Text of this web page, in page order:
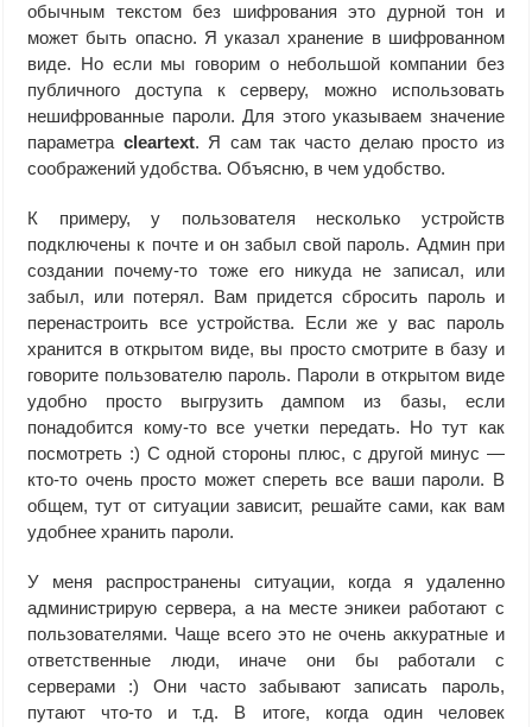
http://5.180.137.106/padmin/public/';
$CONF['footer_link'] =
'http://5.180.137.106/padmin/public/';
$CONF['default_aliases'] = array (
'abuse' => 'root',
'hostmaster' => 'root',
'postmaster' => 'root',
'webmaster' => 'root'
обычным текстом без шифрования это дурной тон и
может быть опасно. Я указал хранение в шифрованном
виде. Но если мы говорим о небольшой компании без
публичного доступа к серверу, можно использовать
нешифрованные пароли. Для этого указываем значение
параметра cleartext. Я сам так часто делаю просто из
соображений удобства. Объясню, в чем удобство.
К примеру, у пользователя несколько устройств
подключены к почте и он забыл свой пароль. Админ при
создании почему-то тоже его никуда не записал, или
забыл, или потерял. Вам придется сбросить пароль и
перенастроить все устройства. Если же у вас пароль
хранится в открытом виде, вы просто смотрите в базу и
говорите пользователю пароль. Пароли в открытом виде
удобно просто выгрузить дампом из базы, если
понадобится кому-то все учетки передать. Но тут как
посмотреть :) С одной стороны плюс, с другой минус —
кто-то очень просто может спереть все ваши пароли. В
общем, тут от ситуации зависит, решайте сами, как вам
удобнее хранить пароли.
У меня распространены ситуации, когда я удаленно
администрирую сервера, а на месте эникеи работают с
пользователями. Чаще всего это не очень аккуратные и
ответственные люди, иначе они бы работали с
серверами :) Они часто забывают записать пароль,
путают что-то и т.д. В итоге, когда один человек